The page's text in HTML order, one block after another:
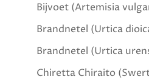
Bijvoet (Artemisia
Brandnetel (Urtica
Brandnetel (Urtica
Chiretta Chiraito